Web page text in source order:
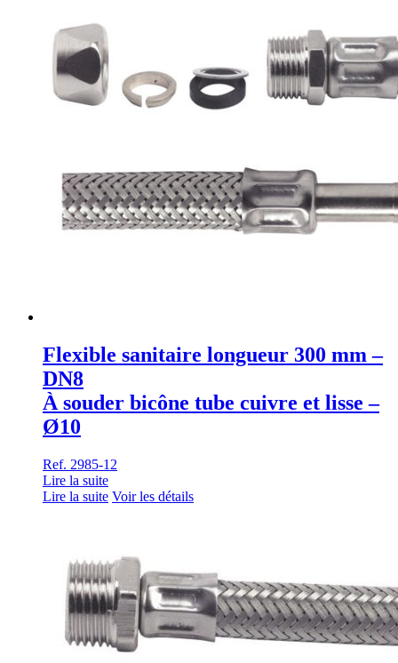
Flexible sanitaire longueur 300 mm –
DN8
À souder bicône tube cuivre et lisse –
Ø10
Ref. 2985-12
Lire la suite
Lire la suite Voir les détails